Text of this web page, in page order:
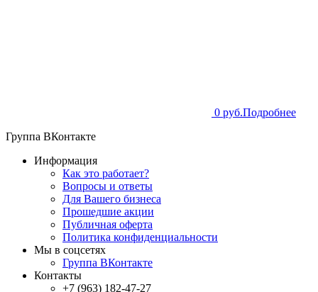
0 руб.Подробнее
Группа ВКонтакте